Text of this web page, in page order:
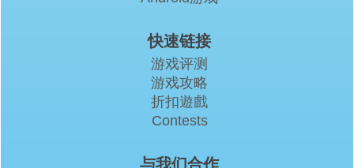
快速链接
游戏评测
游戏攻略
折扣遊戲
Contests
与我们合作